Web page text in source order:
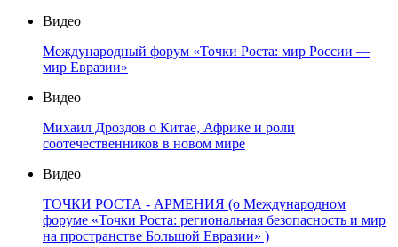
Видео
Международный форум «Точки Роста: мир России —
мир Евразии»
Видео
Михаил Дроздов о Китае, Африке и роли
соотечественников в новом мире
Видео
ТОЧКИ РОСТА - АРМЕНИЯ (о Международном
форуме «Точки Роста: региональная безопасность и мир
на пространстве Большой Евразии» )